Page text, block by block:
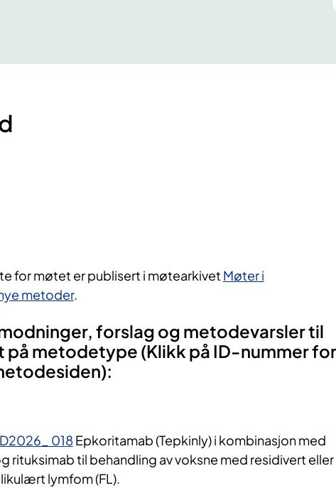
for møtet er publisert i møtearkivet Møter i
metoder.
forslag og metodevarsler til
metodetype (Klikk på ID-nummer for
018Epkoritamab (Tepkinly) i kombinasjon med
rituksimab til behandling av voksne med residivert eller
lymfom (FL).